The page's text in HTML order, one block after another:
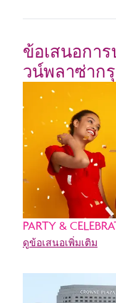
ข้อเสนอกา
วน์พลาซ่าก
PARTY &
ดูข้อเสนอเพิ่มเติม